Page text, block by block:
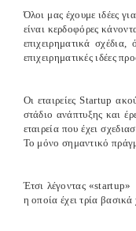
Όλοι μας έχουμε ιδέες
είναι κερδοφόρες
επιχειρηματικά
επιχειρηματικές ιδέες
Οι εταιρείες Startup
στάδιο ανάπτυξης και
εταιρεία που έχει
Το μόνο σημαντικό
Έτσι λέγοντας «startup»
η οποία έχει τρία